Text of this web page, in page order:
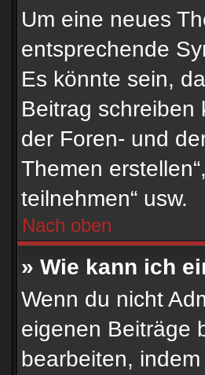
Um eine neues
entsprechende
Es könnte sein,
Beitrag schreiben
der Foren- und
Themen
teilnehmen“ usw.
Nach oben
» Wie kann ich
Wenn du nicht
eigenen Beiträge
bearbeiten,